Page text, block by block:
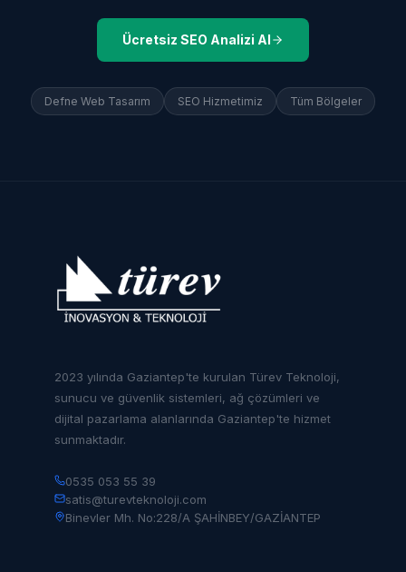
Ücretsiz SEO Analizi Al
Defne Web Tasarım SEO Hizmetimiz Tüm Bölgeler
2023 yılında Gaziantep'te kurulan Türev Teknoloji,
sunucu ve güvenlik sistemleri, ağ çözümleri ve
dijital pazarlama alanlarında Gaziantep'te hizmet
sunmaktadır.
0535 053 55 39
satis@turevteknoloji.com
Binevler Mh. No:228/A ŞAHİNBEY/GAZİANTEP